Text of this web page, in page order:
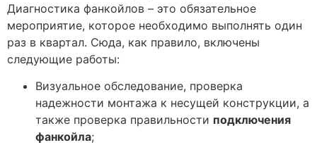
Диагностика фанкойлов – это обязательное
мероприятие, которое необходимо выполнять один
раз в квартал. Сюда, как правило, включены
следующие работы:
Визуальное обследование, проверка
надежности монтажа к несущей конструкции, а
также проверка правильности подключения
фанкойла;